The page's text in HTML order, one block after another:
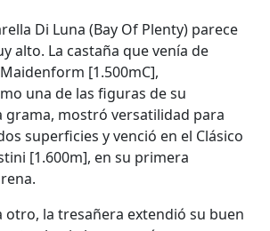
Di Luna (Bay Of Plenty) parece
alto. La castaña que venía de
[1.500mC],
una de las figuras de su
grama, mostró versatilidad para
superficies y venció en el Clásico
[1.600m], en su primera
otro, la tresañera extendió su buen